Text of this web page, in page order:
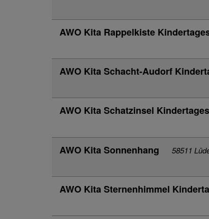
AWO Kita Rappelkiste
AWO Kita Schacht-Audorf
AWO Kita Schatzinsel
AWO Kita Sonnenhang 58511
AWO Kita Sternenhimmel